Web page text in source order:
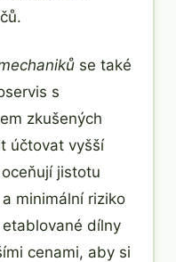
se také
s
zkušených
účtovat vyšší
jistotu
minimální riziko
dílny
cenami, aby si